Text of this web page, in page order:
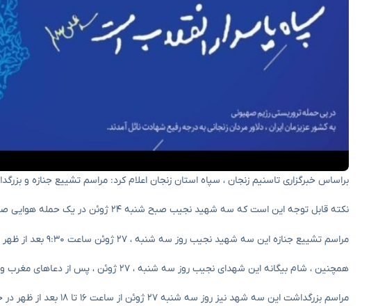
براساس خبرگزاری تاسنیم زنجان ، سپاه استان زنجان اعلام کرد: مراسم تشییع جنازه و
نکته قابل توجه این است که سه شهید نجیب صبح شنبه ۲۴ ژوئن در یک حمله هوایی صهیونیستی به زنجان به شهادت رسیدند. روح آنها خوشحال و خاطره آنها است.
مراسم تشییع جنازه این سه شهید نجیب روز سه شنبه ، ۲۷ ژوئن ساعت ۹:۳۰ بعد از ظهر در مقابل مسجد جامی به گالزار شهدای زنجان برگزار می شود.
همچنین ، شام بیگانه این شهدای نجیب روز سه شنبه ، ۲۷ ژوئن ، پس از دعاهای مغرب و ایشا در تاج و تخت مقدس امامزاده سید ابراهیم (AS) برگزار می شود.
مراسم بزرگداشت این سه شهد نیز روز سه شنبه ۲۷ ژوئن از ساعت ۱۶ تا ۱۸ بعد از ظهر در حرم مقدس امامزاده سید ابراهیم (AS) برگزار می شود.